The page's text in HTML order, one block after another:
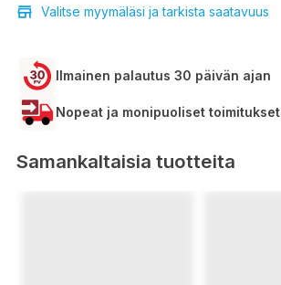
Valitse myymäläsi ja tarkista saatavuus
Ilmainen palautus 30 päivän ajan
Nopeat ja monipuoliset toimitukset
Samankaltaisia tuotteita